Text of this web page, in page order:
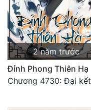
2 năm trước
Đỉnh Phong Thiên Hạ